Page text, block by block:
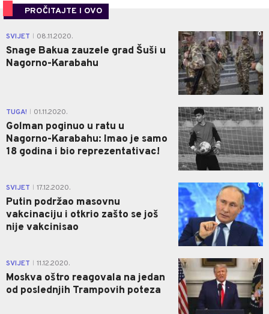
PROČITAJTE I OVO
SVIJET 08.11.2020.
Snage Bakua zauzele grad Šuši u
Nagorno-Karabahu
0
TUGA! 01.11.2020.
Golman poginuo u ratu u
Nagorno-Karabahu: Imao je samo
18 godina i bio reprezentativac!
0
SVIJET 17.12.2020.
Putin podržao masovnu
vakcinaciju i otkrio zašto se još
nije vakcinisao
0
SVIJET 11.12.2020.
Moskva oštro reagovala na jedan
od poslednjih Trampovih poteza
0